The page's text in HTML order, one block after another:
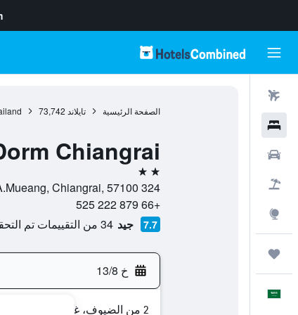
الصفحة الرئيسية تايلاند 73,742
Chiangrai
2 نجمتين
324 Moo 4 Phaholyothin Rd., A.Mueang, Chiangrai, 57100, تشيانغ راي, محافظة شيانغ ري, تايلاند
+66 879 222 525
7.7 جيد 34 من التقييمات تم التحقق منها
خ 13/8
2 من الضيوف، غرفة واحدة